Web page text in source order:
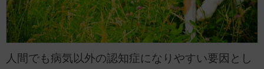
人間でも病気以外の認知症になりやすい要因とし